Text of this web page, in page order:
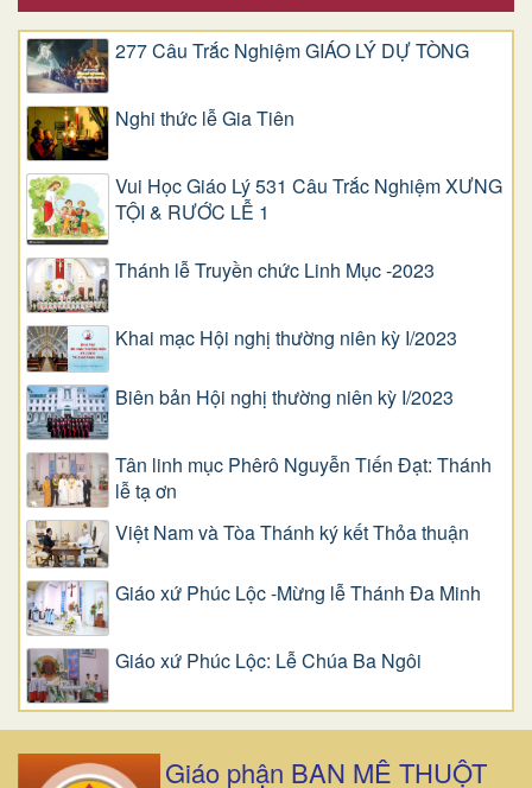
277 Câu Trắc Nghiệm GIÁO LÝ DỰ TÒNG
Nghi thức lễ Gia Tiên
Vui Học Giáo Lý 531 Câu Trắc Nghiệm XƯNG
TỘI & RƯỚC LỄ 1
Thánh lễ Truyền chức Linh Mục -2023
Khai mạc Hội nghị thường niên kỳ I/2023
Biên bản Hội nghị thường niên kỳ I/2023
Tân linh mục Phêrô Nguyễn Tiến Đạt: Thánh
lễ tạ ơn
Việt Nam và Tòa Thánh ký kết Thỏa thuận
Giáo xứ Phúc Lộc -Mừng lễ Thánh Đa Minh
Giáo xứ Phúc Lộc: Lễ Chúa Ba Ngôi
Giáo phận BAN MÊ THUỘT